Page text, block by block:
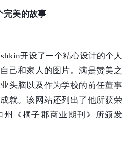
完美的故事
开设了一个精心设计的个人
己和家人的图片。满是赞美之
头脑以及作为学校的前任董事
就。该网站还列出了他所获荣
州《橘子郡商业期刊》所颁发